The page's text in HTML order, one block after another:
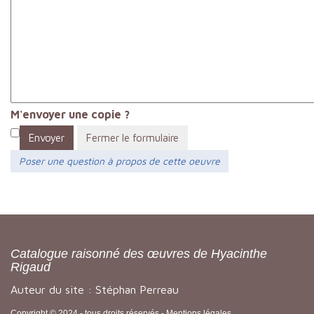
M'envoyer une copie ?
Envoyer
Fermer le formulaire
Poser une question à propos de cette oeuvre
Catalogue raisonné des œuvres de Hyacinthe
Rigaud
Auteur du site : Stéphan Perreau